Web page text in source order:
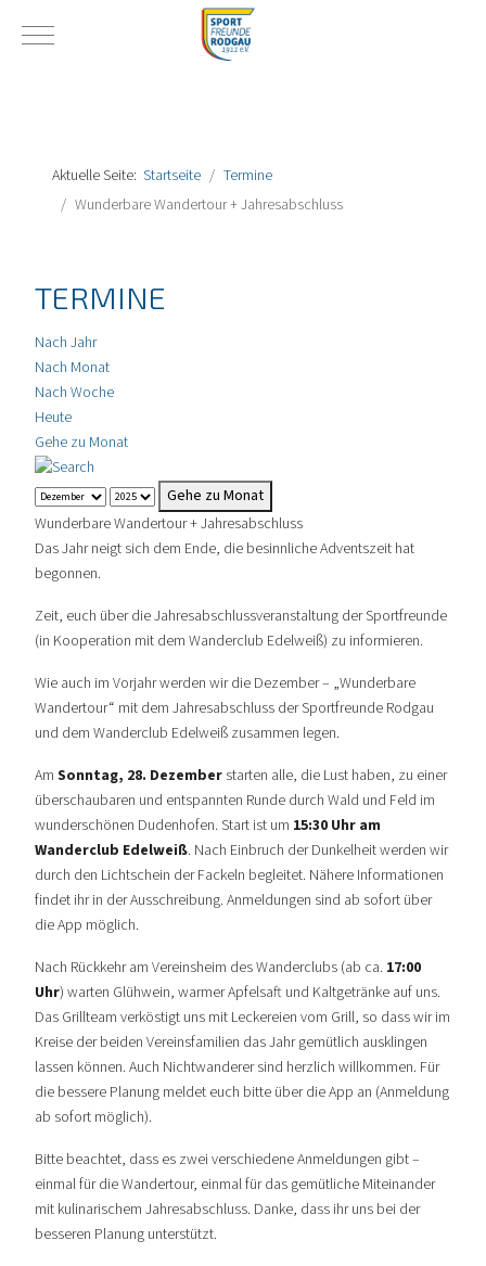
Mobile Menu Toggle
Aktuelle Seite: Startseite
Termine
Wunderbare Wandertour + Jahresabschluss
TERMINE
Nach Jahr
Nach Monat
Nach Woche
Heute
Gehe zu Monat
Gehe zu Monat
Wunderbare Wandertour + Jahresabschluss
Das Jahr neigt sich dem Ende, die besinnliche Adventszeit hat
begonnen.
Zeit, euch über die Jahresabschlussveranstaltung der Sportfreunde
(in Kooperation mit dem Wanderclub Edelweiß) zu informieren.
Wie auch im Vorjahr werden wir die Dezember – „Wunderbare
Wandertour“ mit dem Jahresabschluss der Sportfreunde Rodgau
und dem Wanderclub Edelweiß zusammen legen.
Am Sonntag, 28. Dezember starten alle, die Lust haben, zu einer
überschaubaren und entspannten Runde durch Wald und Feld im
wunderschönen Dudenhofen. Start ist um 15:30 Uhr am
Wanderclub Edelweiß. Nach Einbruch der Dunkelheit werden wir
durch den Lichtschein der Fackeln begleitet. Nähere Informationen
findet ihr in der Ausschreibung. Anmeldungen sind ab sofort über
die App möglich.
Nach Rückkehr am Vereinsheim des Wanderclubs (ab ca. 17:00
Uhr) warten Glühwein, warmer Apfelsaft und Kaltgetränke auf uns.
Das Grillteam verköstigt uns mit Leckereien vom Grill, so dass wir im
Kreise der beiden Vereinsfamilien das Jahr gemütlich ausklingen
lassen können. Auch Nichtwanderer sind herzlich willkommen. Für
die bessere Planung meldet euch bitte über die App an (Anmeldung
ab sofort möglich).
Bitte beachtet, dass es zwei verschiedene Anmeldungen gibt –
einmal für die Wandertour, einmal für das gemütliche Miteinander
mit kulinarischem Jahresabschluss. Danke, dass ihr uns bei der
besseren Planung unterstützt.